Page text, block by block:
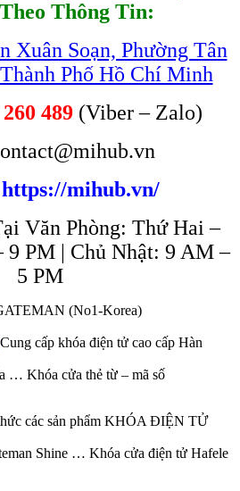
Thông Tin:
Xuân Soạn, Phường Tân
Phố Hồ Chí Minh
489(Viber – Zalo)
https://mihub.vn/
Văn Phòng: Thứ Hai –
PM | Chủ Nhật: 9 AM –
5 PM
(No1-Korea)
Cung cấp khóa điện tử cao cấp Hàn
… Khóa cửa thẻ từ – mã số
các sản phẩm KHÓA ĐIỆN TỬ
Shine … Khóa cửa điện tử Hafele